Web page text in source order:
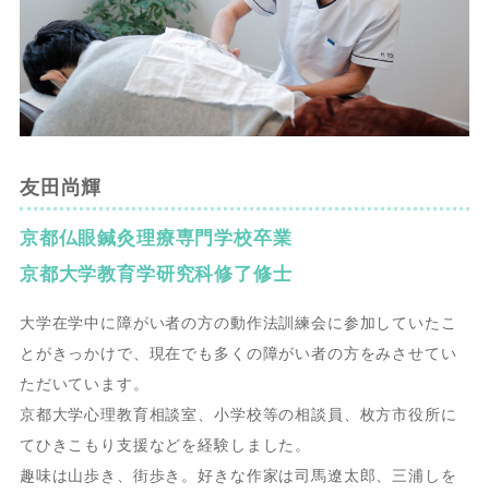
友田尚輝
京都仏眼鍼灸理療専門学校卒業
京都大学教育学研究科修了修士
大学在学中に障がい者の方の動作法訓練会に参加していたこ
とがきっかけで、現在でも多くの障がい者の方をみさせてい
ただいています。
京都大学心理教育相談室、小学校等の相談員、枚方市役所に
てひきこもり支援などを経験しました。
趣味は山歩き、街歩き。好きな作家は司馬遼太郎、三浦しを